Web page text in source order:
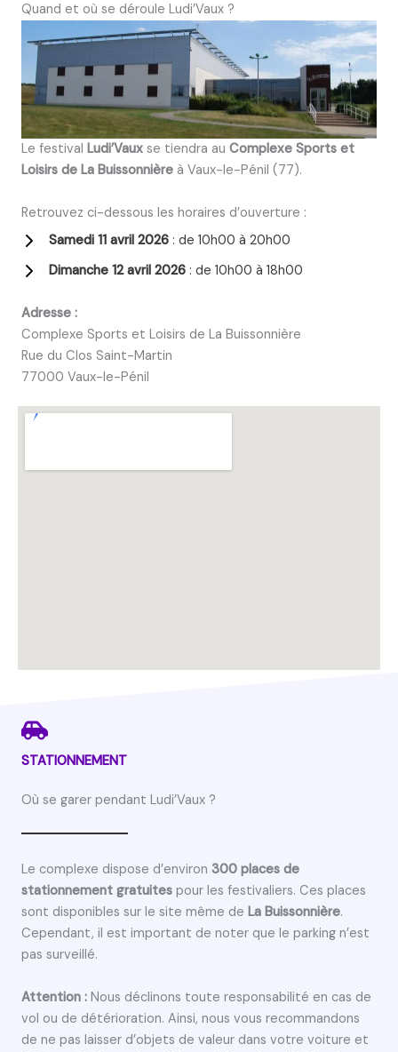
Quand et où se déroule Ludi’Vaux ?
Le festival Ludi’Vaux se tiendra au Complexe Sports et
Loisirs de La Buissonnière à Vaux-le-Pénil (77).
Retrouvez ci-dessous les horaires d’ouverture :
Samedi 11 avril 2026 : de 10h00 à 20h00
Dimanche 12 avril 2026 : de 10h00 à 18h00
Adresse :
Complexe Sports et Loisirs de La Buissonnière
Rue du Clos Saint-Martin
77000 Vaux-le-Pénil
STATIONNEMENT
Où se garer pendant Ludi’Vaux ?
Le complexe dispose d’environ 300 places de
stationnement gratuites pour les festivaliers. Ces places
sont disponibles sur le site même de La Buissonnière.
Cependant, il est important de noter que le parking n’est
pas surveillé.
Attention : Nous déclinons toute responsabilité en cas de
vol ou de détérioration. Ainsi, nous vous recommandons
de ne pas laisser d’objets de valeur dans votre voiture et